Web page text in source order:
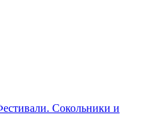
Сокольники и